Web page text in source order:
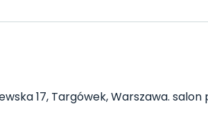
17, Targówek, Warszawa.